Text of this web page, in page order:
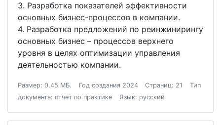
3. Разработка показателей эффективности
основных бизнес-процессов в компании.
4. Разработка предложений по реинжинирингу
основных бизнес – процессов верхнего
уровня в целях оптимизации управления
деятельностью компании.
Размер: 0.45 МБ. Год создания 2024 Страниц: 21
Тип
документа: отчет по практике
Язык: русский